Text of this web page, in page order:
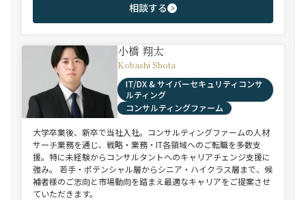
相談する
小橋 翔太
Kobashi Shota
IT/DX & サイバーセキュリティコンサ
ルティング
コンサルティングファーム
大学卒業後、新卒で当社入社。コンサルティングファームの人材
サーチ業務を通じ、戦略・業務・IT各領域へのご転職を多数支
援。特に未経験からコンサルタントへのキャリアチェンジ支援に
強み。 若手・ポテンシャル層からシニア・ハイクラス層まで、候
補者様のご志向と市場動向を踏まえ最適なキャリアをご提案させ
ていただきます。